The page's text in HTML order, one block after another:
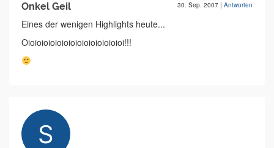
Onkel Geil 30. Sep. 2007 | Antworten
Eines der wenigen Highlights heute...
Oioioioioioioioioioioioioioioi!!!